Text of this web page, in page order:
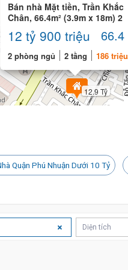
12.9 Tỷ
Bán nhà Mặt tiền, Trần Khắc
Chân, 66.4m² (3.9m x 18m) 2
Tầng, BTCT
12 tỷ 900 triệu 66.4
2 phòng ngủ 2 tầng 186
Quận Phú Nhuận Dưới 10 Tỷ
Diện tích